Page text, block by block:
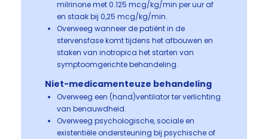
milrinone met 0.125 mcg/kg/min per uur af
en staak bij 0,25 mcg/kg/min.
Overweeg wanneer de patiënt in de
stervensfase komt tijdens het afbouwen en
staken van inotropica het starten van
symptoomgerichte behandeling.
Niet-medicamenteuze behandeling
Overweeg een (hand)ventilator ter verlichting
van benauwdheid.
Overweeg psychologische, sociale en
existentiële ondersteuning bij psychische of